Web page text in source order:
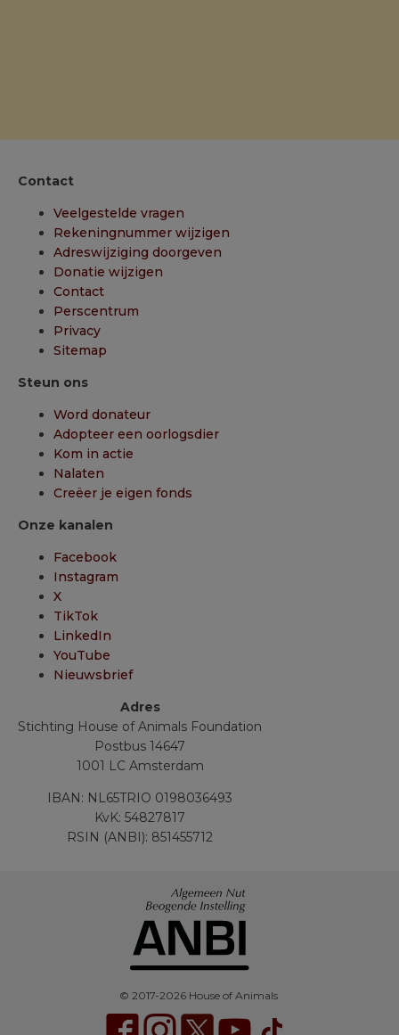
Contact
Veelgestelde vragen
Rekeningnummer wijzigen
Adreswijziging doorgeven
Donatie wijzigen
Contact
Perscentrum
Privacy
Sitemap
Steun ons
Word donateur
Adopteer een oorlogsdier
Kom in actie
Nalaten
Creëer je eigen fonds
Onze kanalen
Facebook
Instagram
X
TikTok
LinkedIn
YouTube
Nieuwsbrief
Adres
Stichting House of Animals Foundation
Postbus 14647
1001 LC Amsterdam
IBAN: NL65TRIO 0198036493
KvK: 54827817
RSIN (ANBI): 851455712
© 2017-2026 House of Animals